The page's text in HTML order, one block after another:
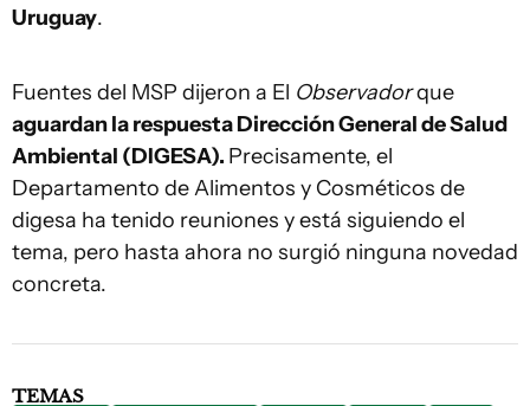
Uruguay.
Fuentes del MSP dijeron a El Observadorque
aguardan la respuesta Dirección General de Salud
Ambiental (DIGESA). Precisamente, el
Departamento de Alimentos y Cosméticos de
digesa ha tenido reuniones y está siguiendo el
tema, pero hasta ahora no surgió ninguna novedad
concreta.
TEMAS